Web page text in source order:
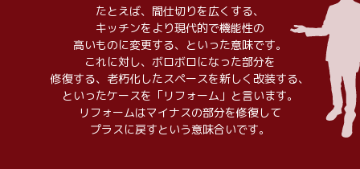
たとえば、間仕切りを広くする、
キッチンをより現代的で機能性の
高いものに変更する、といった意味です。
これに対し、ボロボロになった部分を
修復する、老朽化したスペースを新しく改装する、
といったケースを「リフォーム」と言います。
リフォームはマイナスの部分を修復して
プラスに戻すという意味合いです。